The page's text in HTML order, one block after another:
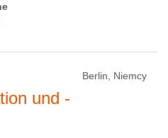
Berlin, Niemcy
und -